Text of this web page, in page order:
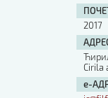
Шаблон прве
Шаблон прве
Шаблон прве
Етички кодекс
2017
Cirila
е-